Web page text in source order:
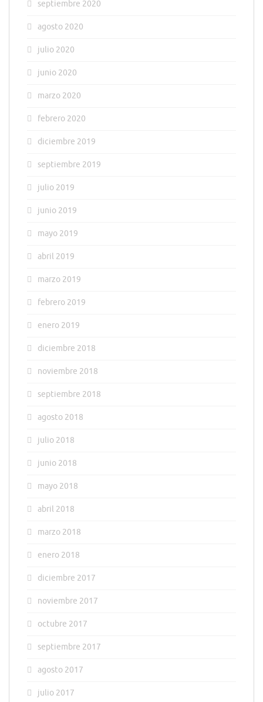
septiembre 2020
agosto 2020
julio 2020
junio 2020
marzo 2020
febrero 2020
diciembre 2019
septiembre 2019
julio 2019
junio 2019
mayo 2019
abril 2019
marzo 2019
febrero 2019
enero 2019
diciembre 2018
noviembre 2018
septiembre 2018
agosto 2018
julio 2018
junio 2018
mayo 2018
abril 2018
marzo 2018
enero 2018
diciembre 2017
noviembre 2017
octubre 2017
septiembre 2017
agosto 2017
julio 2017